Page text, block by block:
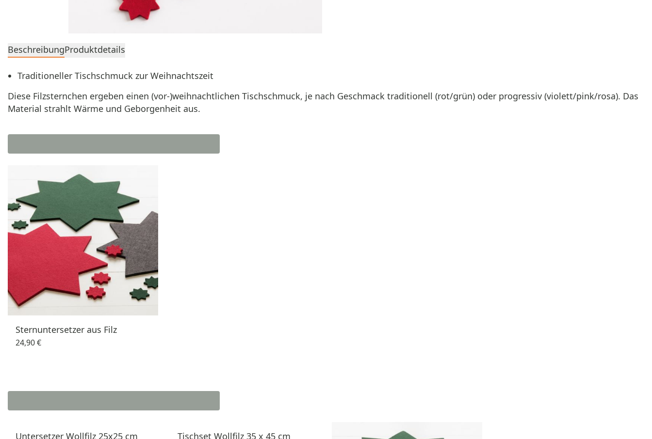
BeschreibungProduktdetails
Traditioneller Tischschmuck zur Weihnachtszeit
Diese Filzsternchen ergeben einen (vor-)weihnachtlichen Tischschmuck, je nach Geschmack traditionell (rot/grün) oder progressiv (violett/pink/rosa). Das
Material strahlt Wärme und Geborgenheit aus.
Sternuntersetzer aus Filz
24,90 €
Untersetzer Wollfilz 25x25 cm Tischset Wollfilz 35 x 45 cm